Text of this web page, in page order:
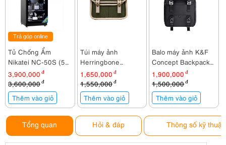
Trả góp online
Tủ Chống Ẩm
Nikatei NC-50S (50
lít)
3,900,000 đ
3,600,000đ
Thêm vào giỏ
Túi máy ảnh
Herringbone
Timecode Small
Olive
1,650,000 đ
1,550,000 đ
Thêm vào giỏ
Balo máy ảnh K&F
Concept Backpack
KF13.087AV6
1,900,000 đ
1,500,000đ
Thêm vào giỏ
Tổng quan Hỏi & đáp Thông số kỹ thuật